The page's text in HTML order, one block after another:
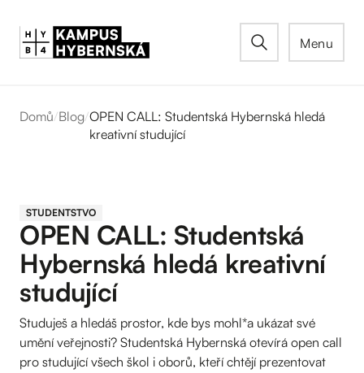
Menu
Domů/Blog/OPEN CALL: Studentská Hybernská hledá
kreativní studující
STUDENTSTVO
OPEN CALL: Studentská
Hybernská hledá kreativní
studující
Studuješ a hledáš prostor, kde bys mohl*a ukázat své
umění veřejnosti? Studentská Hybernská otevírá open call
pro studující všech škol i oborů, kteří chtějí prezentovat